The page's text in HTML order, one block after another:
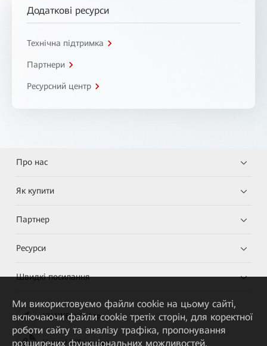
Додаткові ресурси
Технічна підтримка
Партнери
Ресурсний центр
Про нас
Як купити
Партнер
Ресурси
Швидкі посилання
HUAWEI eKit App
Huawei HiKnow App
Ми використовуємо файли cookie на цьому сайті,
включаючи файли cookie третіх сторін, для коректної
роботи сайту та аналізу трафіка, пропонування
розширених функціональних можливостей,